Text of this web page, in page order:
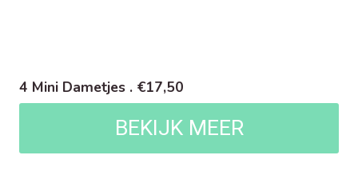
4 Mini Dametjes . €17,50
BEKIJK MEER